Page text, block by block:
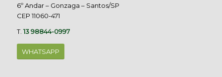
6º Andar – Gonzaga – Santos/SP
CEP 11060-471
T.13 98844-0997
WHATSAPP